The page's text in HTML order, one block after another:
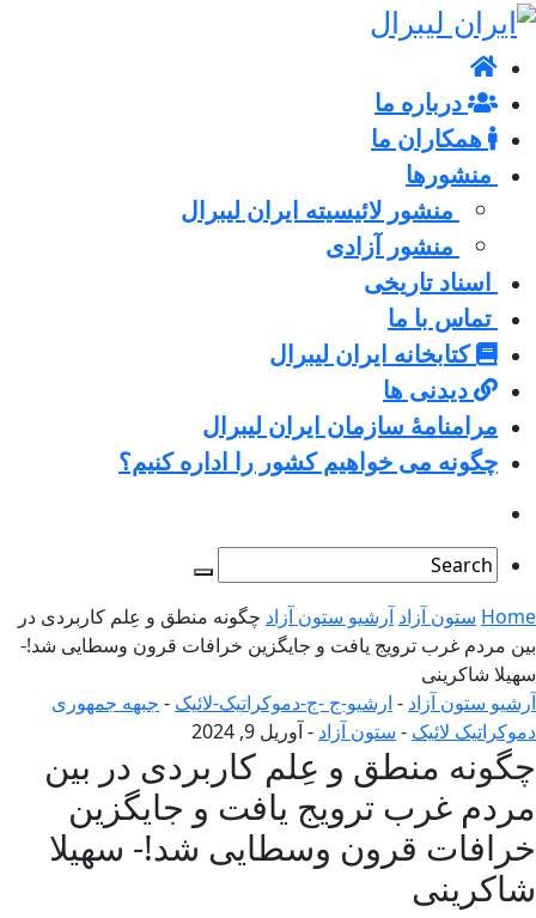
درباره ما
همکاران ما
منشورها
منشور لائیسیته ایران لیبرال
منشور آزادی
اسناد تاریخی
تماس با ما
کتابخانه ایران لیبرال
دیدنی ها
مرامنامۀ سازمان ایران لیبرال
چگونه می خواهیم کشور را اداره کنیم؟
Home ستون آزاد آرشیو ستون آزاد چگونه منطق و عِلم کاربردی در
بین مردم غرب ترویج یافت و جایگزین خرافات قرون وسطایی شد!-
سهیلا شاکرینی
آرشیو ستون آزاد - ارشیو-ج -ج-دموکراتیک-لائیک - جبهه جمهوری
دموکراتیک لائیک - ستون آزاد -آوریل 9, 2024
چگونه منطق و عِلم کاربردی در بین
مردم غرب ترویج یافت و جایگزین
خرافات قرون وسطایی شد!- سهیلا
شاکرینی